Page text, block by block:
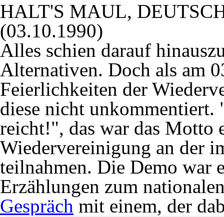
HALT'S MAUL,
(03.10.1990)
Alles schien darauf
Alternativen. Doch als am
Feierlichkeiten der
diese nicht
reicht!", das war das Motto
Wiedervereinigung an der
teilnahmen. Die Demo war
Erzählungen zum
Gespräch mit einem, der